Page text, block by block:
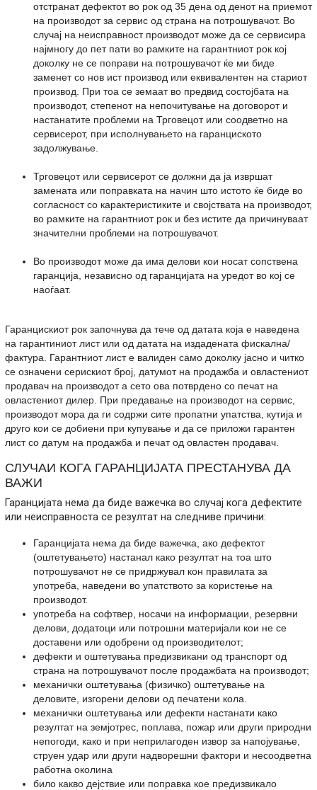
отстранат дефектот во рок од 35 дена од денот на приемот
на производот за сервис од страна на потрошувачот. Во
случај на неисправност производот може да се сервисира
најмногу до пет пати во рамките на гарантниот рок кој
доколку не се поправи на потрошувачот ќе ми биде
заменет со нов ист производ или еквивалентен на стариот
производ. При тоа се земаат во предвид состојбата на
производот, степенот на непочитување на договорот и
настанатите проблеми на Трговецот или соодветно на
сервисерот, при исполнувањето на гаранциското
задолжување.
Трговецот или сервисерот се должни да ја извршат
замената или поправката на начин што истото ќе биде во
согласност со карактеристиките и својствата на производот,
во рамките на гарантниот рок и без истите да причинуваат
значителни проблеми на потрошувачот.
Во производот може да има делови кои носат сопствена
гаранција, независно од гаранцијата на уредот во кој се
наоѓаат.
Гаранцискиот рок започнува да тече од датата која е наведена
на гарантиниот лист или од датата на издадената фискална/
фактура. Гарантниот лист е валиден само доколку јасно и читко
се означени серискиот број, датумот на продажба и овластениот
продавач на производот а сето ова потврдено со печат на
овластениот дилер. При предавање на производот на сервис,
производот мора да ги содржи сите пропатни упатства, кутија и
друго кои се добиени при купување и да се приложи гарантен
лист со датум на продажба и печат од овластен продавач.
СЛУЧАИ КОГА ГАРАНЦИЈАТА ПРЕСТАНУВА ДА
ВАЖИ
Гаранцијата нема да биде важечка во случај кога дефектите
или неисправноста се резултат на следниве причини:
Гаранцијата нема да биде важечка, ако дефектот
(оштетувањето) настанал како резултат на тоа што
потрошувачот не се придржувал кон правилата за
употреба, наведени во упатството за користење на
производот.
употреба на софтвер, носачи на информации, резервни
делови, додатоци или потрошни материјали кои не се
доставени или одобрени од производителот;
дефекти и оштетувања предизвикани од транспорт од
страна на потрошувачот после продажбата на производот;
механички оштетувања (физичко) оштетување на
деловите, изгорени делови од печатени кола.
механички оштетувања или дефекти настанати како
резултат на земјотрес, поплава, пожар или други природни
непогоди, како и при неприлагоден извор за напојување,
струен удар или други надворешни фактори и несоодветна
работна околина
било какво дејствие или поправка кое предизвикало